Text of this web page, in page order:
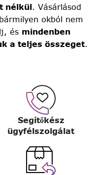
nélkül. Vásárlásod
okból nem
és mindenben
a teljes összeget.
Segítőkész
ügyfélszolgálat